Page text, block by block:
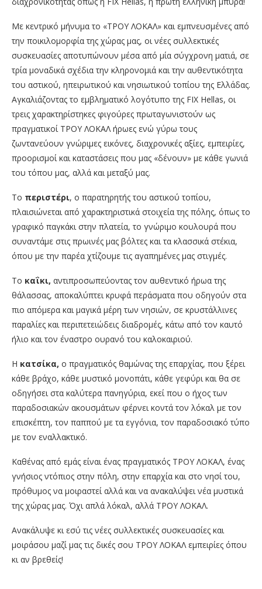
Με κεντρικό μήνυμα το «ΤΡΟΥ ΛΟΚΑΛ» και εμπνευσμένες από
την ποικιλομορφία της χώρας μας, οι νέες συλλεκτικές
συσκευασίες αποτυπώνουν μέσα από μία σύγχρονη ματιά, σε
τρία μοναδικά σχέδια την κληρονομιά και την αυθεντικότητα
του αστικού, ηπειρωτικού και νησιωτικού τοπίου της Ελλάδας.
Αγκαλιάζοντας το εμβληματικό λογότυπο της FIX Hellas, οι
τρεις χαρακτηρίστηκες φιγούρες πρωταγωνιστούν ως
πραγματικοί ΤΡΟΥ ΛΟΚΑΛ ήρωες ενώ γύρω τους
ζωντανεύουν γνώριμες εικόνες, διαχρονικές αξίες, εμπειρίες,
προορισμοί και καταστάσεις που μας «δένουν» με κάθε γωνιά
του τόπου μας, αλλά και μεταξύ μας.
Το περιστέρι, ο παρατηρητής του αστικού τοπίου,
πλαισιώνεται από χαρακτηριστικά στοιχεία της πόλης, όπως το
γραφικό παγκάκι στην πλατεία, το γνώριμο κουλουρά που
συναντάμε στις πρωινές μας βόλτες και τα κλασσικά στέκια,
όπου με την παρέα χτίζουμε τις αγαπημένες μας στιγμές.
Το καΐκι, αντιπροσωπεύοντας τον αυθεντικό ήρωα της
θάλασσας, αποκαλύπτει κρυφά περάσματα που οδηγούν στα
πιο απόμερα και μαγικά μέρη των νησιών, σε κρυστάλλινες
παραλίες και περιπετειώδεις διαδρομές, κάτω από τον καυτό
ήλιο και τον έναστρο ουρανό του καλοκαιριού.
Η κατσίκα, ο πραγματικός θαμώνας της επαρχίας, που ξέρει
κάθε βράχο, κάθε μυστικό μονοπάτι, κάθε γεφύρι και θα σε
οδηγήσει στα καλύτερα πανηγύρια, εκεί που ο ήχος των
παραδοσιακών ακουσμάτων φέρνει κοντά τον λόκαλ με τον
επισκέπτη, τον παππού με τα εγγόνια, τον παραδοσιακό τύπο
με τον εναλλακτικό.
Καθένας από εμάς είναι ένας πραγματικός ΤΡΟΥ ΛΟΚΑΛ, ένας
γνήσιος ντόπιος στην πόλη, στην επαρχία και στο νησί του,
πρόθυμος να μοιραστεί αλλά και να ανακαλύψει νέα μυστικά
της χώρας μας. Όχι απλά λόκαλ, αλλά ΤΡΟΥ ΛΟΚΑΛ.
Ανακάλυψε κι εσύ τις νέες συλλεκτικές συσκευασίες και
μοιράσου μαζί μας τις δικές σου ΤΡΟΥ ΛΟΚΑΛ εμπειρίες όπου
κι αν βρεθείς!